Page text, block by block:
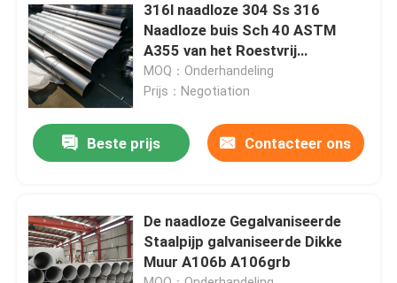
het blad van de roestvrij staalplaat
Roestvrij staalrol
SS Vierkante Buis
Naadloze Roestvrij staalpijp
roestvrij staalstrook
316l naadloze 304 Ss 316
Naadloze buis Sch 40 ASTM
A355 van het Roestvrij
staalbuizenstelsel
MOQ：Onderhandeling
Prijs：Negotiation
Beste prijs Contacteer ons
De naadloze Gegalvaniseerde
Staalpijp galvaniseerde Dikke
Muur A106b A106grb